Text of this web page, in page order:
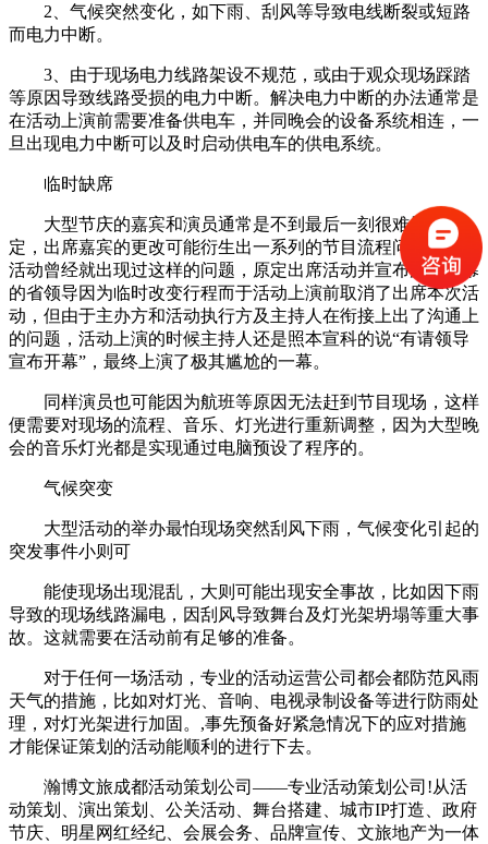
2、气候突然变化，如下雨、刮风等导致电线断裂或短路
而电力中断。
3、由于现场电力线路架设不规范，或由于观众现场踩踏
等原因导致线路受损的电力中断。解决电力中断的办法通常是
在活动上演前需要准备供电车，并同晚会的设备系统相连，一
旦出现电力中断可以及时启动供电车的供电系统。
临时缺席
大型节庆的嘉宾和演员通常是不到最后一刻很难最终确
定，出席嘉宾的更改可能衍生出一系列的节目流程问题。某个
活动曾经就出现过这样的问题，原定出席活动并宣布活动开幕
的省领导因为临时改变行程而于活动上演前取消了出席本次活
动，但由于主办方和活动执行方及主持人在衔接上出了沟通上
的问题，活动上演的时候主持人还是照本宣科的说“有请领导
宣布开幕”，最终上演了极其尴尬的一幕。
同样演员也可能因为航班等原因无法赶到节目现场，这样
便需要对现场的流程、音乐、灯光进行重新调整，因为大型晚
会的音乐灯光都是实现通过电脑预设了程序的。
气候突变
大型活动的举办最怕现场突然刮风下雨，气候变化引起的
突发事件小则可
能使现场出现混乱，大则可能出现安全事故，比如因下雨
导致的现场线路漏电，因刮风导致舞台及灯光架坍塌等重大事
故。这就需要在活动前有足够的准备。
对于任何一场活动，专业的活动运营公司都会都防范风雨
天气的措施，比如对灯光、音响、电视录制设备等进行防雨处
理，对灯光架进行加固。,事先预备好紧急情况下的应对措施
才能保证策划的活动能顺利的进行下去。
瀚博文旅成都活动策划公司——专业活动策划公司!从活
动策划、演出策划、公关活动、舞台搭建、城市IP打造、政府
节庆、明星网红经纪、会展会务、品牌宣传、文旅地产为一体